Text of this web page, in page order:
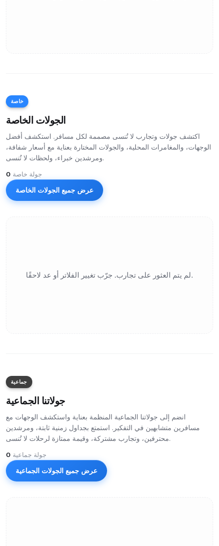
خاصة
الجولات الخاصة
اكتشف جولات وتجارب لا تُنسى مصممة لكل مسافر. استكشف أفضل
الوجهات، والمغامرات المحلية، والجولات المختارة بعناية مع أسعار شفافة،
ومرشدين خبراء، ولحظات لا تُنسى.
0 جولة خاصة
عرض جميع الجولات الخاصة
لم يتم العثور على تجارب. جرّب تغيير الفلاتر أو عد لاحقًا.
جماعية
جولاتنا الجماعية
انضم إلى جولاتنا الجماعية المنظمة بعناية واستكشف الوجهات مع
مسافرين متشابهين في التفكير. استمتع بجداول زمنية ثابتة، ومرشدين
محترفين، وتجارب مشتركة، وقيمة ممتازة لرحلات لا تُنسى.
0 جولة جماعية
عرض جميع الجولات الجماعية